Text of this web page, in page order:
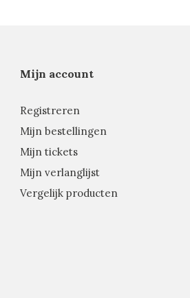
Mijn account
Registreren
Mijn bestellingen
Mijn tickets
Mijn verlanglijst
Vergelijk producten